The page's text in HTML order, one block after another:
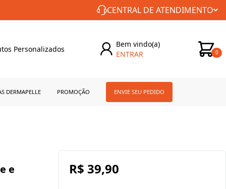
CONSTÂNCIA NO CUIDADO COM VOCÊ!
CENTRAL DE ATENDIMENTO
Personalizados
Bem vindo(a)
ENTRAR
0
DERMAPELLE PROMOÇÃO ENVIE SEU PEDIDO
e
R$ 39,90